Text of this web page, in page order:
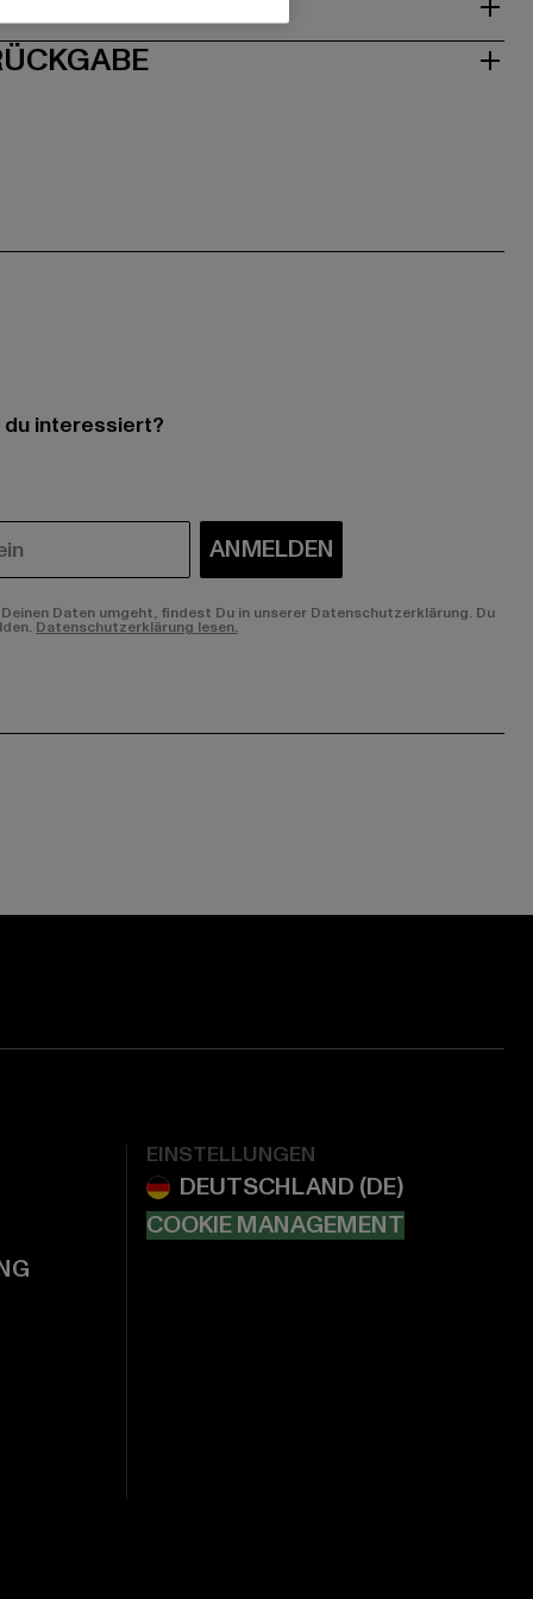
interessiert?
ANMELDEN
Daten umgeht, findest Du in unserer Datenschutzerklärung. Du
Datenschutzerklärung lesen.
EINSTELLUNGEN
COOKIE MANAGEMENT